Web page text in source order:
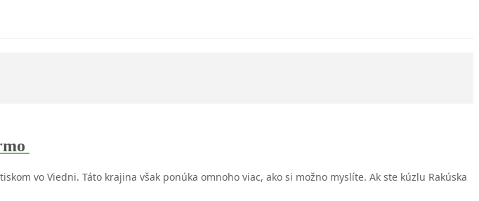
vo Viedni. Táto krajina však ponúka omnoho viac, ako si možno myslíte. Ak ste kúzlu Rakúska